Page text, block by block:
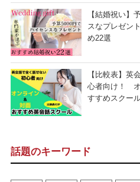
【結婚祝い】
スなプレゼン
め22選
【比較表】英
心者向け！
すすめスクー
話題のキーワード